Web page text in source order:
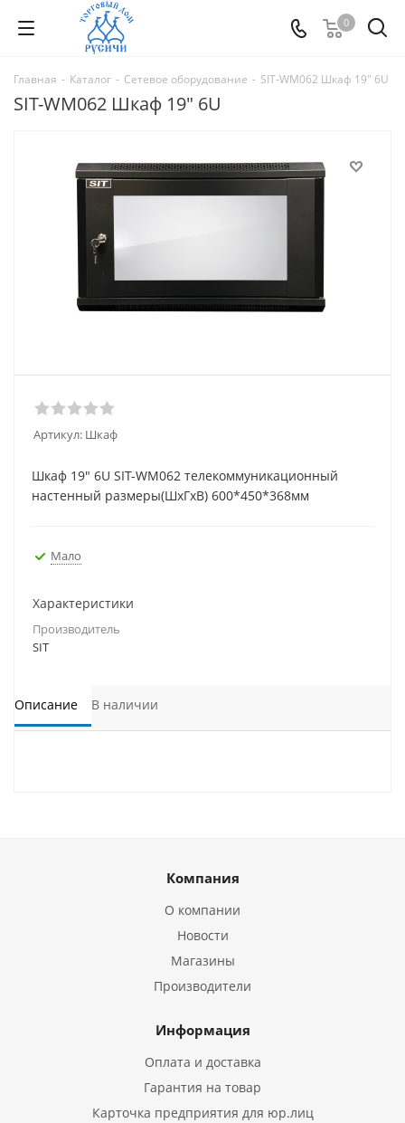
0
Главная - Каталог - Сетевое оборудование - SIT-WM062 Шкаф 19" 6U
SIT-WM062 Шкаф 19" 6U
Артикул: Шкаф
Шкаф 19" 6U SIT-WM062 телекоммуникационный
настенный размеры(ШхГхВ) 600*450*368мм
Мало
Характеристики
Производитель
SIT
Описание В наличии
Компания
О компании
Новости
Магазины
Производители
Информация
Оплата и доставка
Гарантия на товар
Карточка предприятия для юр.лиц